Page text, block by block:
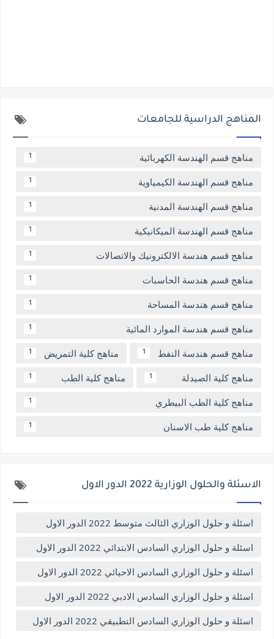
المناهج الدراسية للجامعات
مناهج قسم الهندسة الكهربائية 1
مناهج قسم الهندسة الكيمياوية 1
مناهج قسم الهندسة المدنية 1
مناهج قسم الهندسة الميكانيكية 1
مناهج قسم هندسة الالكترونيك والاتصالات 1
مناهج قسم هندسة الحاسبات 1
مناهج قسم هندسة المساحة 1
مناهج قسم هندسة الموارد المائية 1
مناهج قسم هندسة النفط 1 مناهج كلية التمريض 1
مناهج كلية الصيدلة 1 مناهج كلية الطب 1
مناهج كلية الطب البيطري 1
مناهج كلية طب الاسنان 1
الاسئلة والحلول الوزارية 2022 الدور الاول
اسئلة و حلول الوزاري الثالث متوسط 2022 الدور الاول
اسئلة و حلول الوزاري السادس الابتدائي 2022 الدور الاول
اسئلة و حلول الوزاري السادس الاحيائي 2022 الدور الاول
اسئلة و حلول الوزاري السادس الادبي 2022 الدور الاول
اسئلة و حلول الوزاري السادس التطبيقي 2022 الدور الاول